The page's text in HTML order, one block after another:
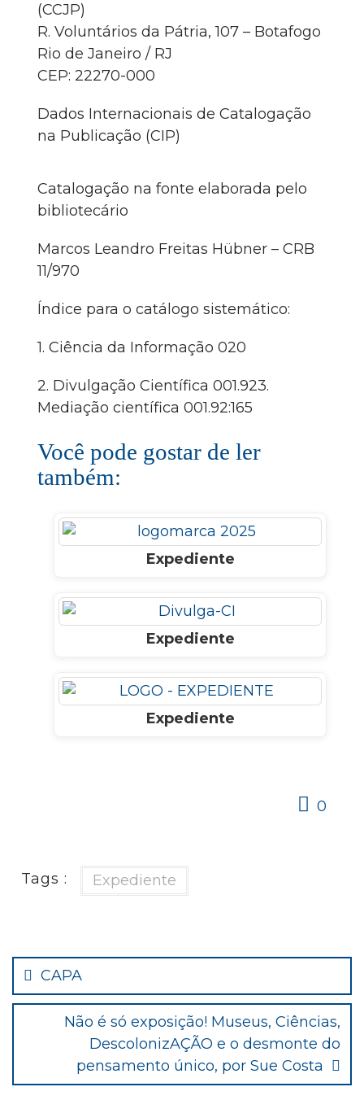
(CCJP)
R. Voluntários da Pátria, 107 – Botafogo
Rio de Janeiro / RJ
CEP: 22270-000
Dados Internacionais de Catalogação
na Publicação (CIP)
Catalogação na fonte elaborada pelo
bibliotecário
Marcos Leandro Freitas Hübner – CRB
11/970
Índice para o catálogo sistemático:
1. Ciência da Informação 020
2. Divulgação Científica 001.923.
Mediação científica 001.92:165
Você pode gostar de ler
também:
Expediente
Expediente
Expediente
0
Tags : Expediente
de
Post
CAPA
Não é só exposição! Museus, Ciências,
DescolonizAÇÃO e o desmonte do
pensamento único, por Sue Costa